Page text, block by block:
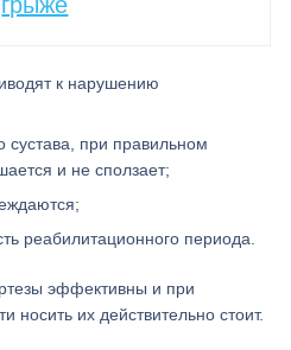
к нарушению
сустава, при правильном
и не сползает;
реабилитационного периода.
эффективны и при
носить их действительно стоит.